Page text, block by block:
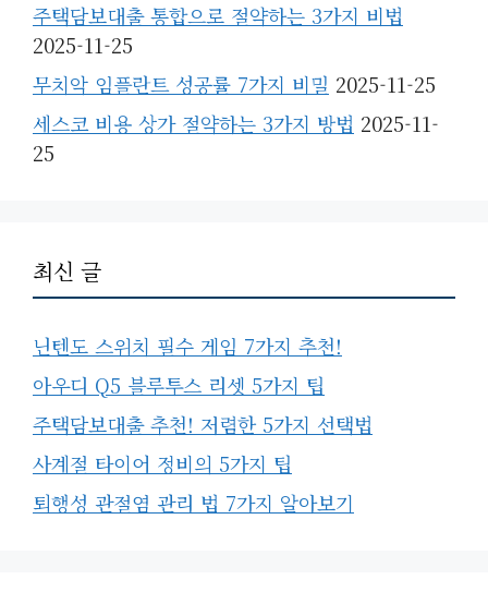
주택담보대출 통합으로 절약하는 3가지 비법
2025-11-25
무치악 임플란트 성공률 7가지 비밀 2025-11-25
세스코 비용 상가 절약하는 3가지 방법 2025-11-
25
최신 글
닌텐도 스위치 필수 게임 7가지 추천!
아우디 Q5 블루투스 리셋 5가지 팁
주택담보대출 추천! 저렴한 5가지 선택법
사계절 타이어 정비의 5가지 팁
퇴행성 관절염 관리 법 7가지 알아보기